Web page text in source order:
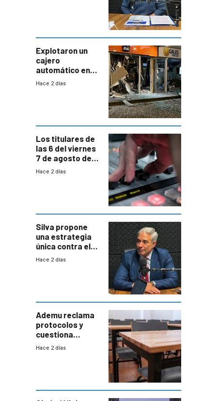
con mayor
miedo”
Explotaron un
cajero
automático en
Parque Miramar;
Hace 2 días
Los titulares de
las 6 del viernes
7 de agosto de
2026
Hace 2 días
Silva propone
una estrategia
única contra el
narcotráfico y
Hace 2 días
Ademu reclama
protocolos y
cuestiona
demora de
Hace 2 días